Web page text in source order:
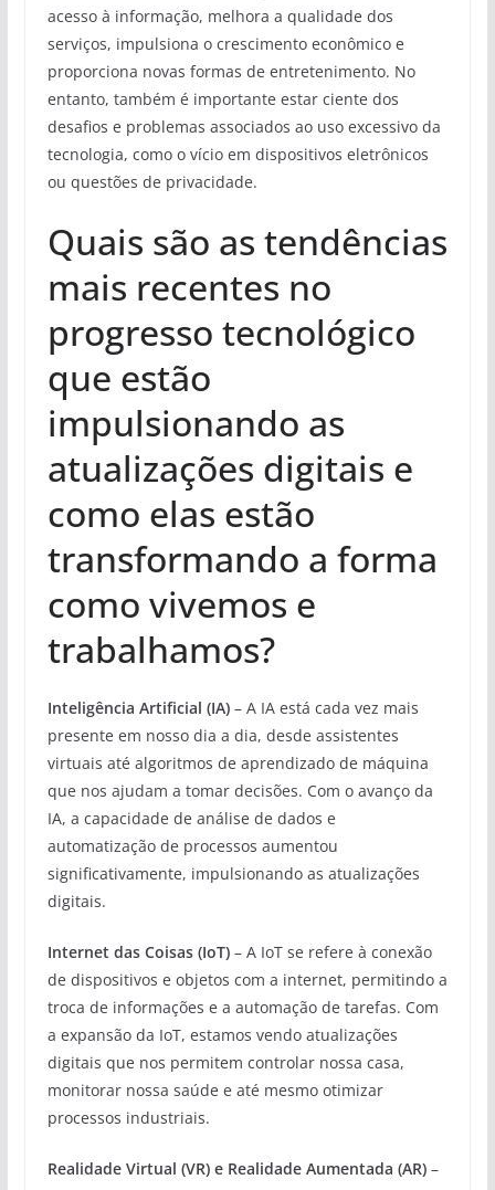
acesso à informação, melhora a qualidade dos
serviços, impulsiona o crescimento econômico e
proporciona novas formas de entretenimento. No
entanto, também é importante estar ciente dos
desafios e problemas associados ao uso excessivo da
tecnologia, como o vício em dispositivos eletrônicos
ou questões de privacidade.
Quais são as tendências
mais recentes no
progresso tecnológico
que estão
impulsionando as
atualizações digitais e
como elas estão
transformando a forma
como vivemos e
trabalhamos?
Inteligência Artificial (IA)– A IA está cada vez mais
presente em nosso dia a dia, desde assistentes
virtuais até algoritmos de aprendizado de máquina
que nos ajudam a tomar decisões. Com o avanço da
IA, a capacidade de análise de dados e
automatização de processos aumentou
significativamente, impulsionando as atualizações
digitais.
Internet das Coisas (IoT)– A IoT se refere à conexão
de dispositivos e objetos com a internet, permitindo a
troca de informações e a automação de tarefas. Com
a expansão da IoT, estamos vendo atualizações
digitais que nos permitem controlar nossa casa,
monitorar nossa saúde e até mesmo otimizar
processos industriais.
Realidade Virtual (VR) e Realidade Aumentada (AR)–